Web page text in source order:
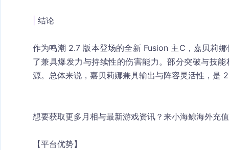
结论
作为鸣潮 2.7 版本登场的全新 Fusion 主C ，嘉贝莉
了兼具爆发力与持续性的伤害能力。部分突破与技
源。总体来说，嘉贝莉娜兼具输出与阵容灵活性，是
想要获取更多月相与最新游戏资讯？来小海鲸海外充
【平台优势】